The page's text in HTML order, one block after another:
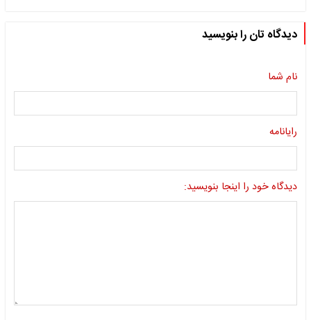
دیدگاه تان را بنویسید
نام شما
رایانامه
دیدگاه خود را اینجا بنویسید: